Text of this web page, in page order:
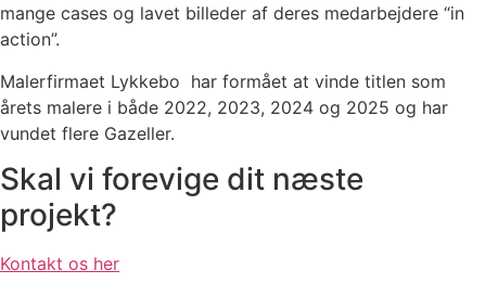
mange cases og lavet billeder af deres medarbejdere “in
action”.
Malerfirmaet Lykkebo har formået at vinde titlen som
årets malere i både 2022, 2023, 2024 og 2025 og har
vundet flere Gazeller.
Skal vi forevige dit næste
projekt?
Kontakt os her